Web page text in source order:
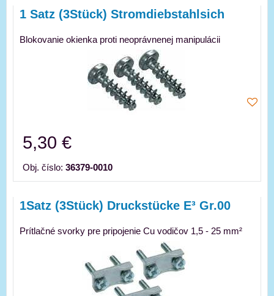
1 Satz (3Stück) Stromdiebstahlsich
Blokovanie okienka proti neoprávnenej manipulácii
5,30 €
Obj. číslo: 36379-0010
1Satz (3Stück) Druckstücke E³ Gr.00
Prítlačné svorky pre pripojenie Cu vodičov 1,5 - 25 mm²